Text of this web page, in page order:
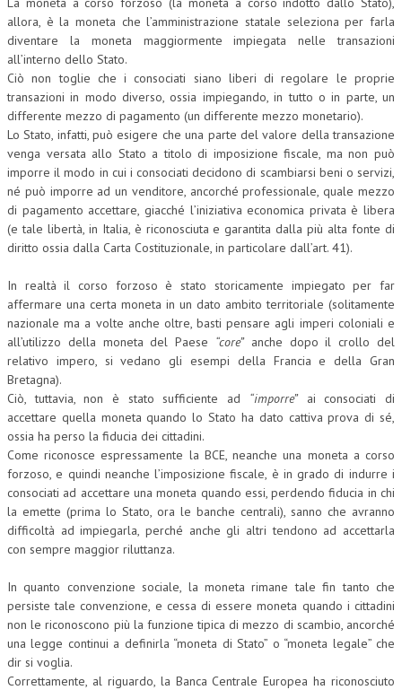
allora, è la moneta che l’amministrazione statale seleziona per farla
diventare la moneta maggiormente impiegata nelle transazioni
all’interno dello Stato.
Ciò non toglie che i consociati siano liberi di regolare le proprie
transazioni in modo diverso, ossia impiegando, in tutto o in parte, un
differente mezzo di pagamento (un differente mezzo monetario).
Lo Stato, infatti, può esigere che una parte del valore della transazione
venga versata allo Stato a titolo di imposizione fiscale, ma non può
imporre il modo in cui i consociati decidono di scambiarsi beni o servizi,
né può imporre ad un venditore, ancorché professionale, quale mezzo
di pagamento accettare, giacché l’iniziativa economica privata è libera
(e tale libertà, in Italia, è riconosciuta e garantita dalla più alta fonte di
diritto ossia dalla Carta Costituzionale, in particolare dall’art. 41).
In realtà il corso forzoso è stato storicamente impiegato per far
affermare una certa moneta in un dato ambito territoriale (solitamente
nazionale ma a volte anche oltre, basti pensare agli imperi coloniali e
all’utilizzo della moneta del Paese “core”anche dopo il crollo del
relativo impero, si vedano gli esempi della Francia e della Gran
Bretagna).
Ciò, tuttavia, non è stato sufficiente ad “imporre”ai consociati di
accettare quella moneta quando lo Stato ha dato cattiva prova di sé,
ossia ha perso la fiducia dei cittadini.
Come riconosce espressamente la BCE, neanche una moneta a corso
forzoso, e quindi neanche l’imposizione fiscale, è in grado di indurre i
consociati ad accettare una moneta quando essi, perdendo fiducia in chi
la emette (prima lo Stato, ora le banche centrali), sanno che avranno
difficoltà ad impiegarla, perché anche gli altri tendono ad accettarla
con sempre maggior riluttanza.
In quanto convenzione sociale, la moneta rimane tale fin tanto che
persiste tale convenzione, e cessa di essere moneta quando i cittadini
non le riconoscono più la funzione tipica di mezzo di scambio, ancorché
una legge continui a definirla “moneta di Stato” o “moneta legale” che
dir si voglia.
Correttamente, al riguardo, la Banca Centrale Europea ha riconosciuto